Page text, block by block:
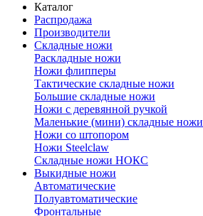
Каталог
Распродажа
Производители
Складные ножи
Раскладные ножи
Ножи флипперы
Тактические складные ножи
Большие складные ножи
Ножи с деревянной ручкой
Маленькие (мини) складные ножи
Ножи со штопором
Ножи Steelclaw
Складные ножи НОКС
Выкидные ножи
Автоматические
Полуавтоматические
Фронтальные